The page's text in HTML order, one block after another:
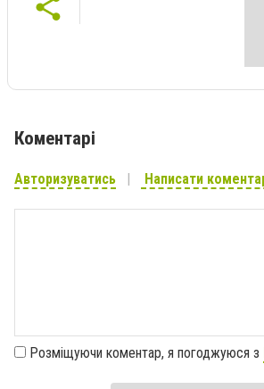
Коментарі
Авторизуватись Написати
Розміщуючи коментар, я погоджуюся з